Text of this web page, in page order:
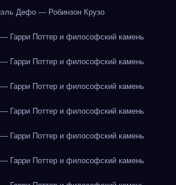
Дефо — Робинзон Крузо
Гарри Поттер и философский камень
Гарри Поттер и философский камень
Гарри Поттер и философский камень
Гарри Поттер и философский камень
Гарри Поттер и философский камень
Гарри Поттер и философский камень